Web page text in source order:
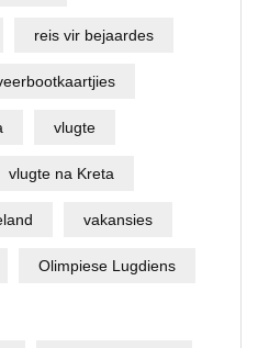
reis vir bejaardes
vlugte
vlugte na Kreta
vakansies
Olimpiese Lugdiens